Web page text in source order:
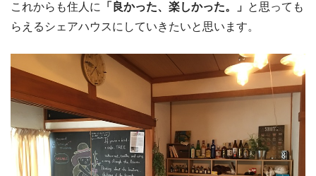
これからも住人に 「良かった、楽しかった。」 と思っても
らえるシェアハウスにしていきたいと思います。